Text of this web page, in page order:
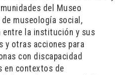
del Museo
museología social,
entre la institución y sus
y otras acciones para
con discapacidad
en contextos de